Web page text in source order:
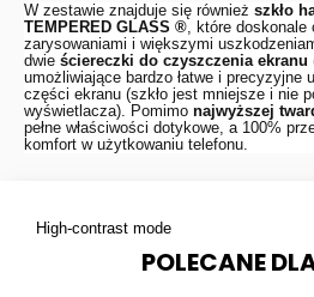
W zestawie znajduje się również szkło
TEMPERED GLASS ®, które doskonale
zarysowaniami i większymi
dwie ściereczki do czyszczenia ekranu
umożliwiające bardzo łatwe i precyzyjne
części ekranu (szkło jest mniejsze i nie
wyświetlacza). Pomimo najwyższej
pełne właściwości dotykowe, a 100%
komfort w użytkowaniu telefonu.
High-contrast mode
POLECANE